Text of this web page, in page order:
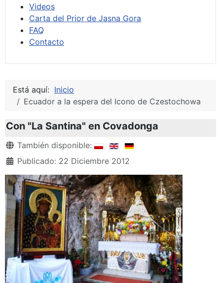
Videos
Carta del Prior de Jasna Gora
FAQ
Contacto
Está aquí: Inicio
Ecuador a la espera del Icono de Czestochowa
Con "La Santina" en Covadonga
Detalles
También disponible:
Publicado: 22 Diciembre 2012